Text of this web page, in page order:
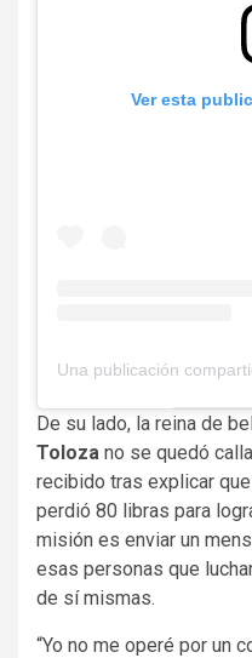
Ver esta
De su lado, la reina de
Toloza no se quedó
recibido tras explicar
perdió 80 libras para
misión es enviar un
esas personas que
de sí mismas.
“Yo no me operé por un